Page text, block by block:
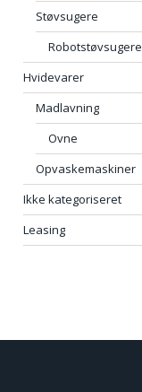
Støvsugere
Robotstøvsugere
Hvidevarer
Madlavning
Ovne
Opvaskemaskiner
Ikke kategoriseret
Leasing